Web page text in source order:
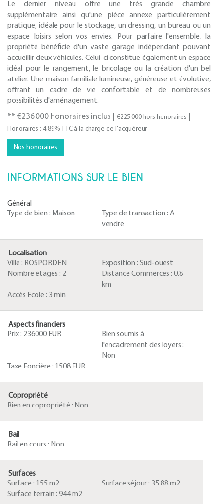
Le dernier niveau offre une très grande chambre
supplémentaire ainsi qu'une pièce annexe particulièrement
pratique, idéale pour le stockage, un dressing, un bureau ou un
espace loisirs selon vos envies. Pour parfaire l'ensemble, la
propriété bénéficie d'un vaste garage indépendant pouvant
accueillir deux véhicules. Celui-ci constitue également un espace
idéal pour le rangement, le bricolage ou la création d'un bel
atelier. Une maison familiale lumineuse, généreuse et évolutive,
offrant un cadre de vie confortable et de nombreuses
possibilités d'aménagement.
** €236 000 honoraires inclus €225 000 hors honoraires
Honoraires : 4.89% TTC à la charge de l'acquéreur
Nos honoraires
INFORMATIONS SUR LE BIEN
Général
Type de bien : Maison Type de transaction : A
vendre
Localisation
Ville : ROSPORDEN Exposition : Sud-ouest
Nombre étages : 2 Distance Commerces : 0.8
km
Accès Ecole : 3 min
Aspects financiers
Prix : 236000 EUR
Bien soumis à
l'encadrement des loyers :
Non
Taxe Foncière : 1508 EUR
Copropriété
Bien en copropriété : Non
Bail
Bail en cours : Non
Surfaces
Surface : 155 m2 Surface séjour : 35.88 m2
Surface terrain : 944 m2